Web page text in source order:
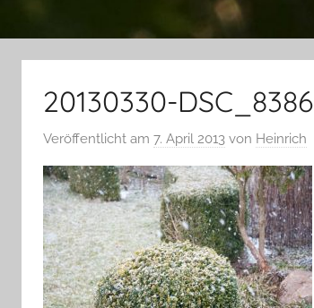
20130330-DSC_8386
Veröffentlicht am 7. April 2013 von Heinrich